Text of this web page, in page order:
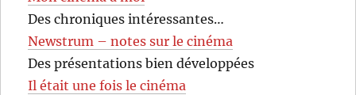
Des chroniques intéressantes…
Newstrum – notes sur le cinéma
Des présentations bien développées
Il était une fois le cinéma